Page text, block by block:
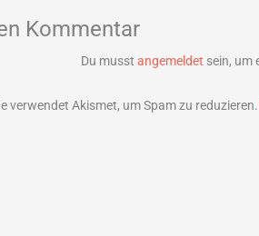
Kommentar
Du musst angemeldet sein, um
verwendet Akismet, um Spam zu reduzieren.